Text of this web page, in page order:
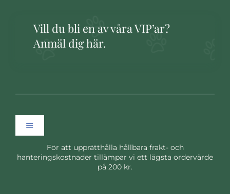
Vill du bli en av våra VIP’ar?
Anmäl dig här.
Toggle
HemFör att upprätthålla hållbara frakt- och
hanteringskostnader tillämpar vi ett lägsta ordervärde
på 200 kr.